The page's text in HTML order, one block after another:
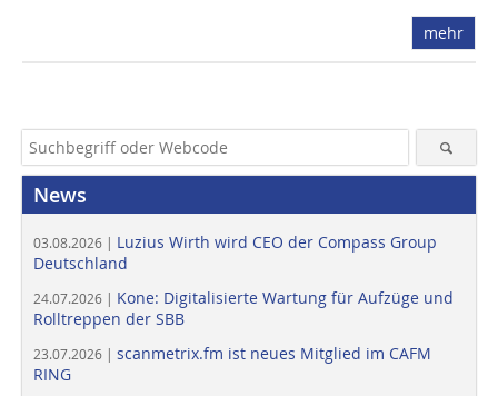
mehr
News
03.08.2026 | Luzius Wirth wird CEO der Compass Group
Deutschland
24.07.2026 | Kone: Digitalisierte Wartung für Aufzüge und
Rolltreppen der SBB
23.07.2026 | scanmetrix.fm ist neues Mitglied im CAFM
RING